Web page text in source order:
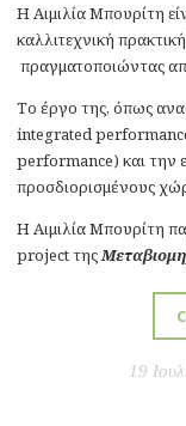
Η Αιμιλία Μπουρίτη
καλλιτεχνική
πραγματοποιώντας
Το έργο της, όπως
integrated
performance) και την
προσδιορισμένους
Η Αιμιλία Μπουρίτη
project της
19